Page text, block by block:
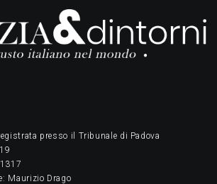
presso il Tribunale di Padova
Maurizio Drago